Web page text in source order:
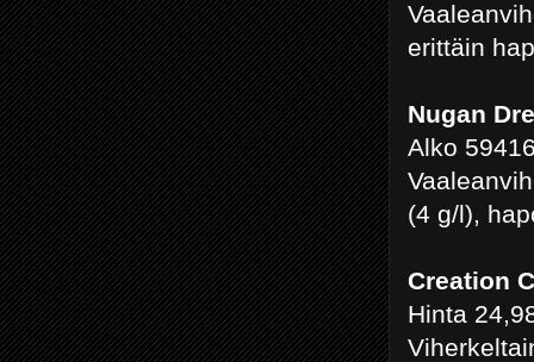
erittäin
Nugan
Alko
(4 g/l),
Creation
Hinta